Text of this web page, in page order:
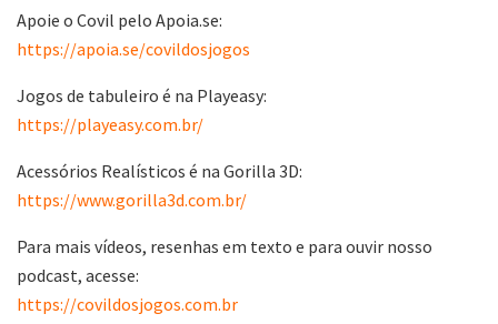
Apoie o Covil pelo Apoia.se:
https://apoia.se/covildosjogos
Jogos de tabuleiro é na Playeasy:
https://playeasy.com.br/
Acessórios Realísticos é na Gorilla 3D:
https://www.gorilla3d.com.br/
Para mais vídeos, resenhas em texto e para ouvir nosso
podcast, acesse:
https://covildosjogos.com.br